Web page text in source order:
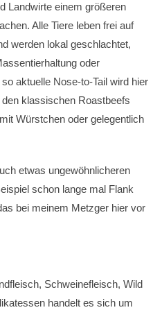
Landwirte einem größeren
Alle Tiere leben frei auf
werden lokal geschlachtet,
oder
aktuelle Nose-to-Tail wird hier
klassischen Roastbeefs
Würstchen oder gelegentlich
etwas ungewöhnlicheren
schon lange mal Flank
bei meinem Metzger hier vor
Schweinefleisch, Wild
handelt es sich um